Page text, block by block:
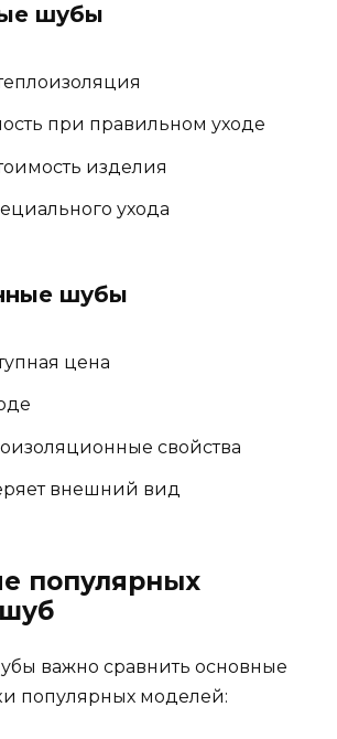
шубы
при правильном уходе
изделия
ухода
шубы
цена
свойства
внешний вид
популярных
важно сравнить основные
популярных моделей: